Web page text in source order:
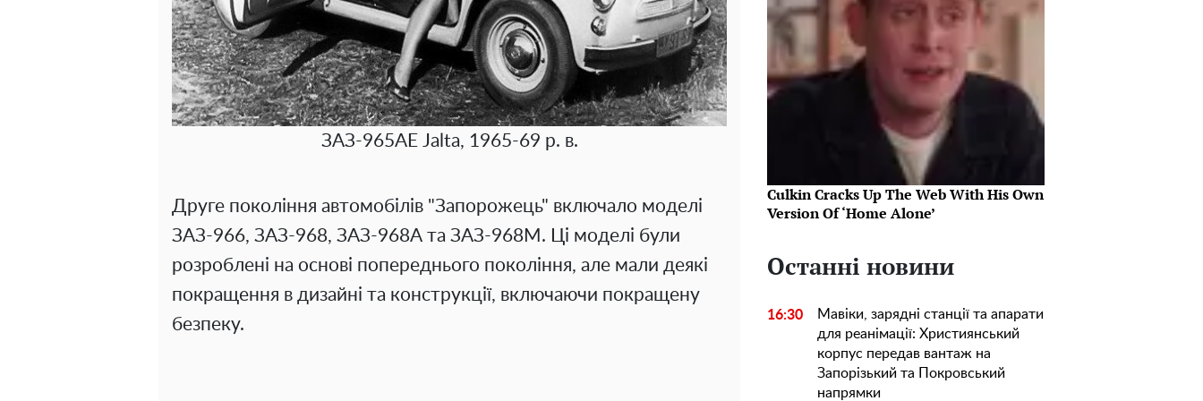
ЗАЗ-965АЕ Jalta, 1965-69 р. в.
Друге покоління автомобілів "Запорожець" включало моделі
ЗАЗ-966, ЗАЗ-968, ЗАЗ-968А та ЗАЗ-968М. Ці моделі були
розроблені на основі попереднього покоління, але мали деякі
покращення в дизайні та конструкції, включаючи покращену
безпеку.
Culkin Cracks Up The Web With His Own
Version Of ‘Home Alone’
Останні новини
16:30
Мавіки, зарядні станції та апарати
для реанімації: Християнський
корпус передав вантаж на
Запорізький та Покровський
напрямки